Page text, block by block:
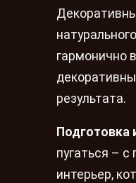
гармонично
результата.
Подготовка
пугаться –
интерьер,